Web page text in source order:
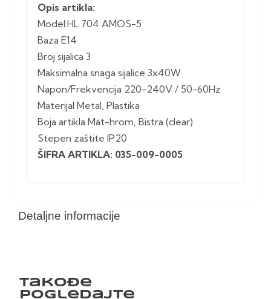
Detaljne informacije
Opis artikla:
Model:HL 704 AMOS-5
Baza E14
Broj sijalica 3
Maksimalna snaga sijalice 3x40W
Napon/Frekvencija 220-240V / 50-60Hz
Materijal Metal, Plastika
Boja artikla Mat-hrom, Bistra (clear)
Stepen zaštite IP20
ŠIFRA ARTIKLA: 035-009-0005
Takođe
pogledajte